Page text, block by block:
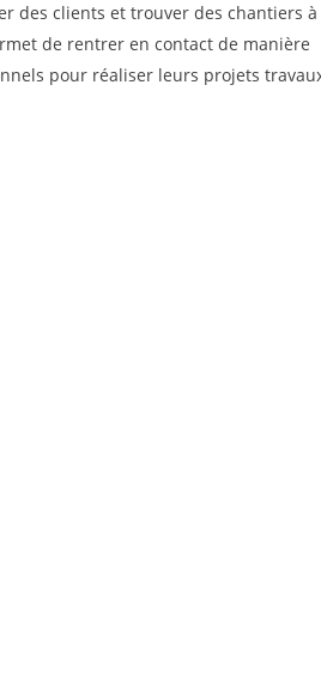
des clients et trouver des chantiers à
de rentrer en contact de manière
pour réaliser leurs projets